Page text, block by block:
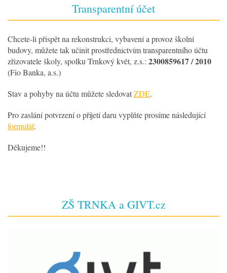
Transparentní účet
Chcete-li přispět na rekonstrukci, vybavení a provoz školní
budovy, můžete tak učinit prostřednictvím transparentního účtu
zřizovatele školy, spolku Trnkový květ, z.s.: 2300859617 / 2010
(Fio Banka, a.s.)
Stav a pohyby na účtu můžete sledovatZDE.
Pro zaslání potvrzení o přijetí daru vyplňte prosíme následující
formulář.
Děkujeme!!
ZŠ TRNKA a GIVT.cz